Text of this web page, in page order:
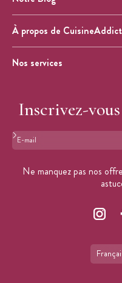
À propos de CuisineAddict
Nos services
Inscrivez-
Format : adresse@email.com
Ne manquez pas nos